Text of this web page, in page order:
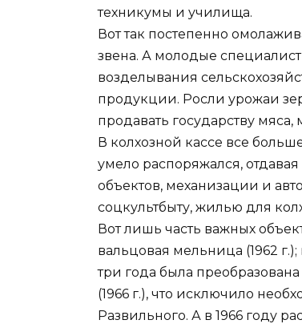
техникумы и училища.
Вот так постепенно
звена. А молодые
возделывания
продукции. Росли урожаи
продавать государству мяса,
В колхозной кассе все
умело распоряжался,
объектов, механизации и
соцкультбыту, жилью для
Вот лишь часть важных
вальцовая мельница (1962
три года была
(1966 г.), что исключило
Развильного. А в 1966 году